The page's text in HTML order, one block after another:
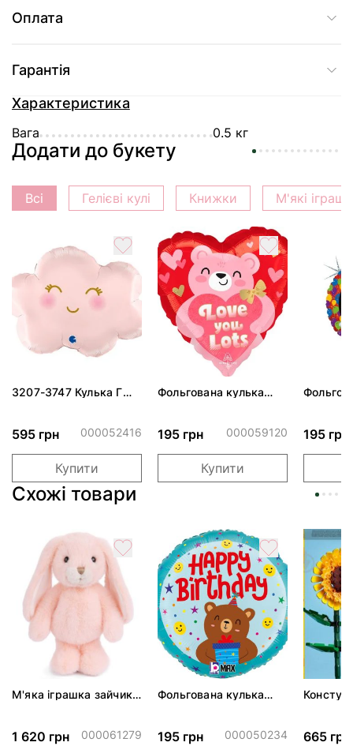
Оплата
Гарантія
Характеристика
Вага 0.5 кг
Додати до букету
Всі Гелієві кулі Книжки М'які
3207-3747 Кулька Г
595 грн 000052416
Купити
Фольгована кулька
195 грн 000059120
Купити
195 грн
Схожі товари
М'яка іграшка зайчик
1 620 грн 000061279
Фольгована кулька
195 грн 000050234 665 грн